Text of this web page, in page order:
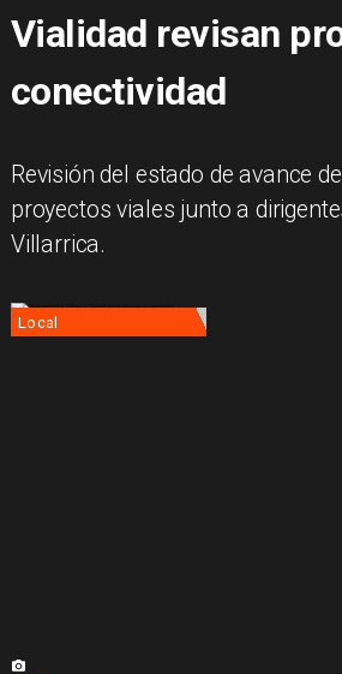
Vialidad revisan
conectividad
Revisión del estado de avance
proyectos viales junto a
Villarrica.
Local